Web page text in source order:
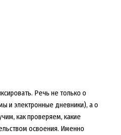
Речь не только о
и электронные дневники), а о
как проверяем, какие
освоения. Именно